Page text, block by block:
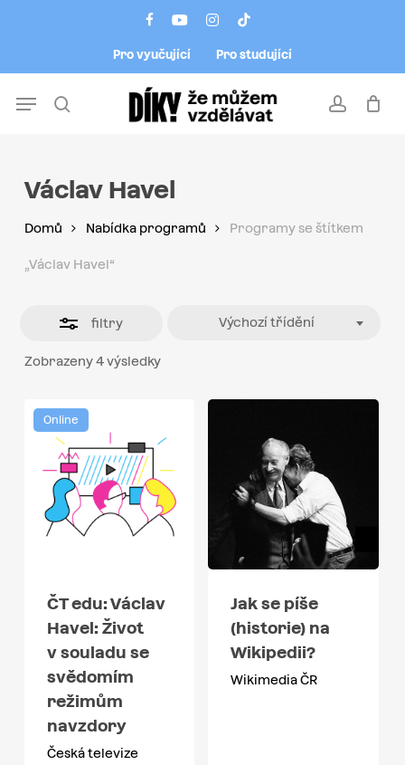
facebookyoutubeinstagram
tiktok
Pro vyučující Pro studující
account
Menu
Václav Havel
Domů Nabídka programů Programy se štítkem
„Václav Havel“
filtry
Zobrazeny 4 výsledky
Výchozí třídění
Online
ČT edu: Václav
Havel: Život
v souladu se
svědomím
režimům
navzdory
Česká televize
Jak se píše
(historie) na
Wikipedii?
Wikimedia ČR